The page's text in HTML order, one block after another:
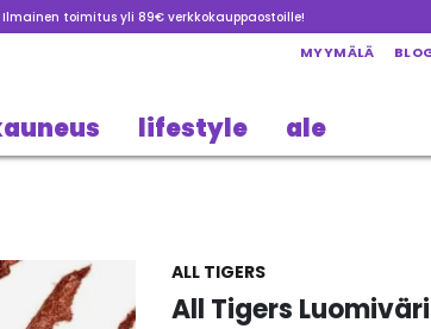
Ilmainen toimitus yli 89€ verkkokauppaostoille!
MYYMÄLÄ
lifestyle ale
ALL TIGERS
All Tigers